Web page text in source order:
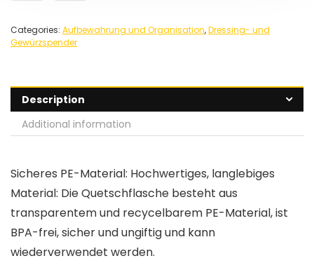
Categories: Aufbewahrung und Organisation,Dressing- und
Gewürzspender
Description
Additional information
Sicheres PE-Material: Hochwertiges, langlebiges
Material: Die Quetschflasche besteht aus
transparentem und recycelbarem PE-Material, ist
BPA-frei, sicher und ungiftig und kann
wiederverwendet werden.